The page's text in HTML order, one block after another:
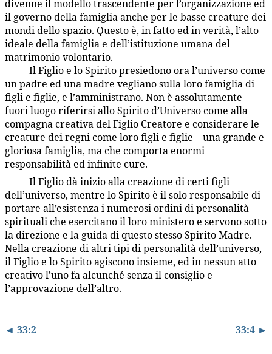
divenne il modello trascendente per l’organizzazione ed
il governo della famiglia anche per le basse creature dei
mondi dello spazio. Questo è, in fatto ed in verità, l’alto
ideale della famiglia e dell’istituzione umana del
matrimonio volontario.
Il Figlio e lo Spirito presiedono ora l’universo come
un padre ed una madre vegliano sulla loro famiglia di
figli e figlie, e l’amministrano. Non è assolutamente
fuori luogo riferirsi allo Spirito d’Universo come alla
compagna creativa del Figlio Creatore e considerare le
creature dei regni come loro figli e figlie—una grande e
gloriosa famiglia, ma che comporta enormi
responsabilità ed infinite cure.
Il Figlio dà inizio alla creazione di certi figli
dell’universo, mentre lo Spirito è il solo responsabile di
portare all’esistenza i numerosi ordini di personalità
spirituali che esercitano il loro ministero e servono sotto
la direzione e la guida di questo stesso Spirito Madre.
Nella creazione di altri tipi di personalità dell’universo,
il Figlio e lo Spirito agiscono insieme, ed in nessun atto
creativo l’uno fa alcunché senza il consiglio e
l’approvazione dell’altro.
◄ 33:2 33:4 ►